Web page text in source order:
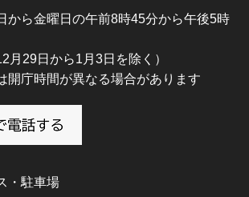
から金曜日の午前8時45分から午後5時
月29日から1月3日を除く）
開庁時間が異なる場合があります
・駐車場